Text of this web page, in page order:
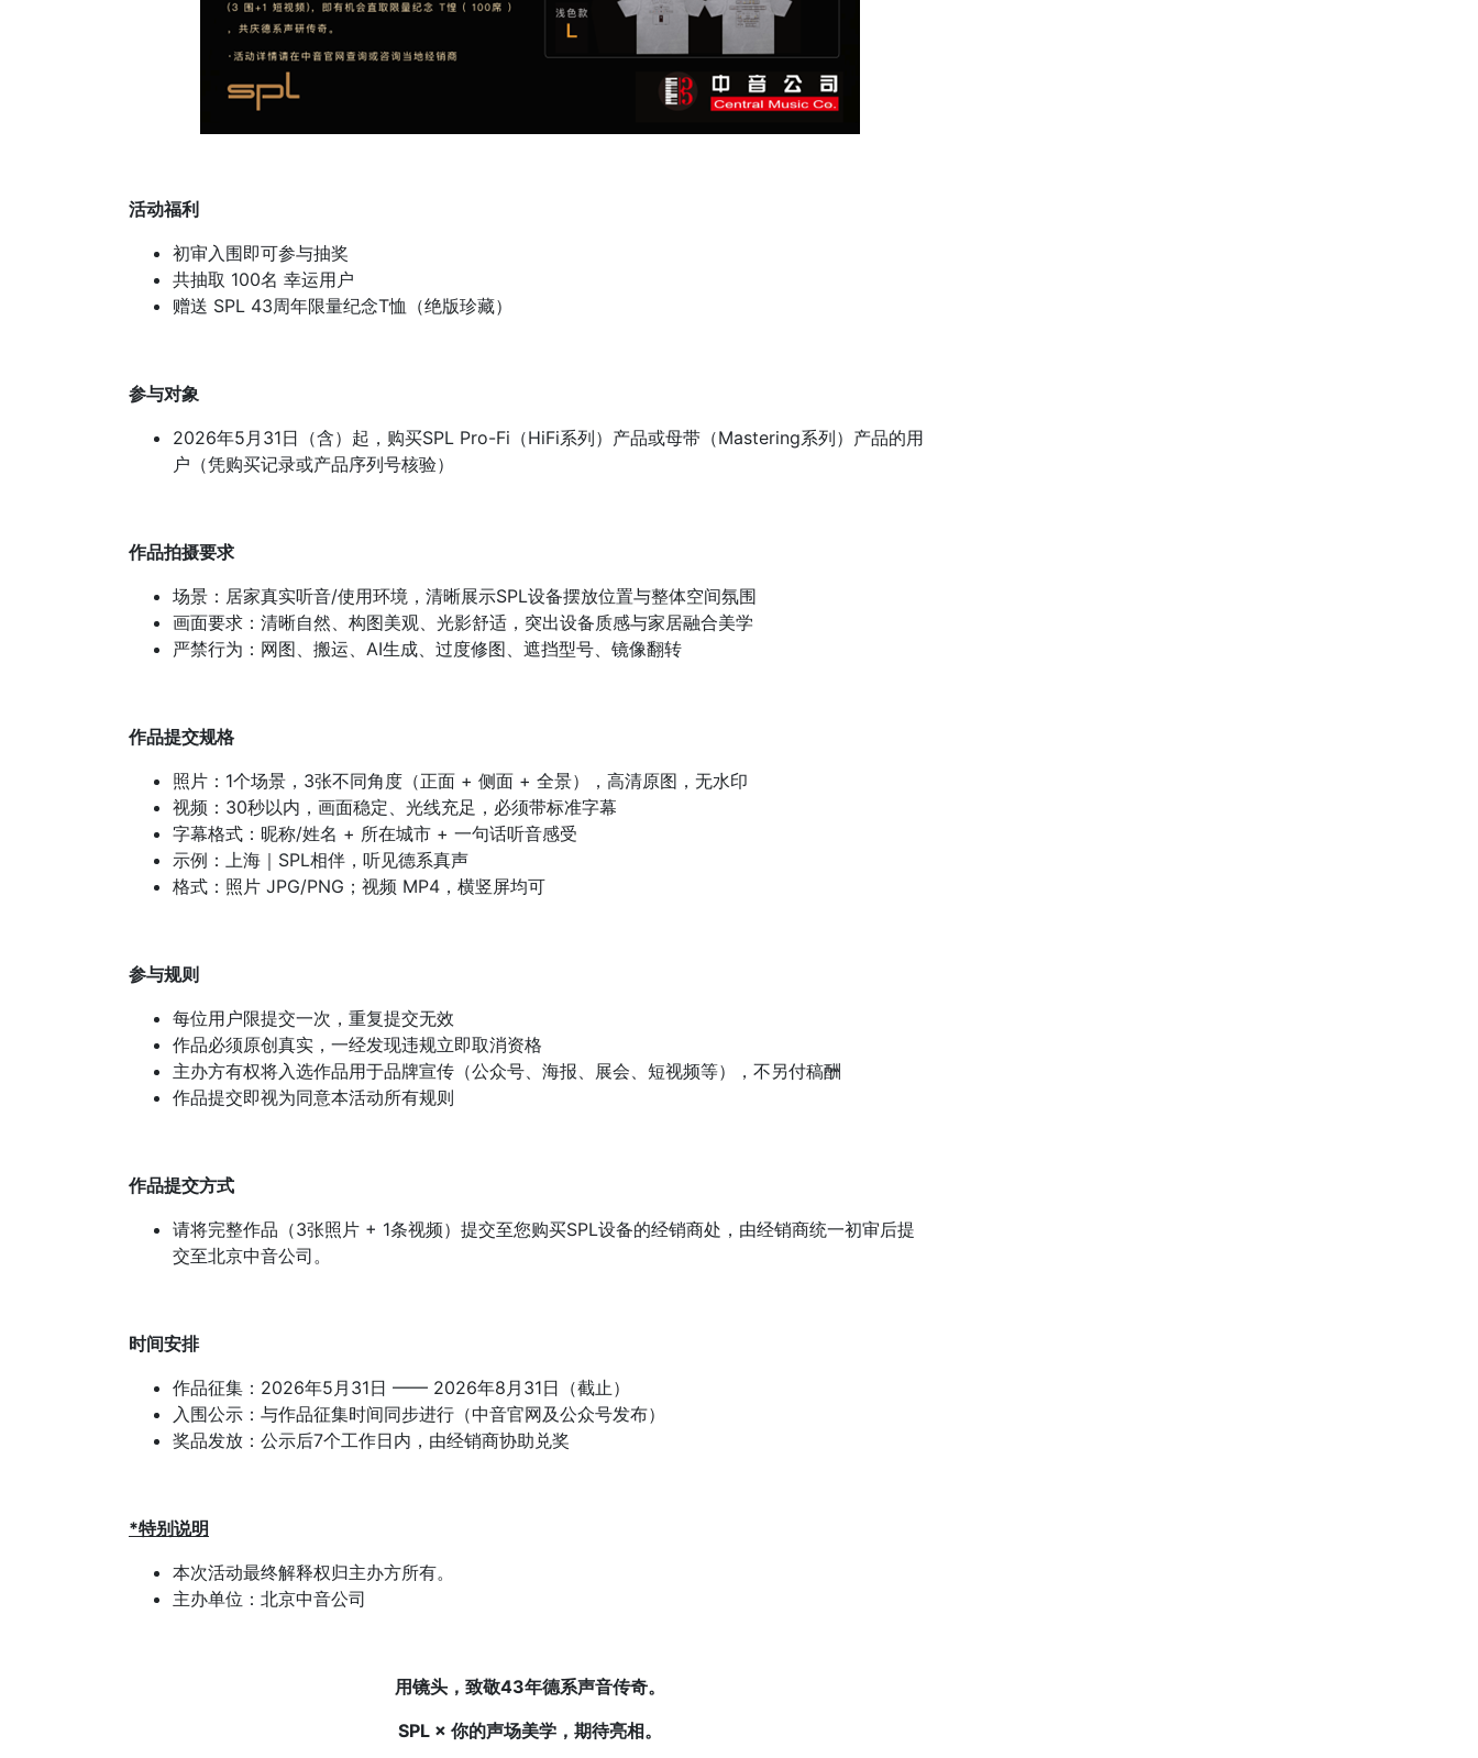
活动福利
初审入围即可参与抽奖
共抽取 100名 幸运用户
赠送 SPL 43周年限量纪念T恤（绝版珍藏）
参与对象
2026年5月31日（含）起，购买SPL Pro-Fi（HiFi系列）产品或母带（Mastering系列）产品的用
户（凭购买记录或产品序列号核验）
作品拍摄要求
场景：居家真实听音/使用环境，清晰展示SPL设备摆放位置与整体空间氛围
画面要求：清晰自然、构图美观、光影舒适，突出设备质感与家居融合美学
严禁行为：网图、搬运、AI生成、过度修图、遮挡型号、镜像翻转
作品提交规格
照片：1个场景，3张不同角度（正面 + 侧面 + 全景），高清原图，无水印
视频：30秒以内，画面稳定、光线充足，必须带标准字幕
字幕格式：昵称/姓名 + 所在城市 + 一句话听音感受
示例：上海｜SPL相伴，听见德系真声
格式：照片 JPG/PNG；视频 MP4，横竖屏均可
参与规则
每位用户限提交一次，重复提交无效
作品必须原创真实，一经发现违规立即取消资格
主办方有权将入选作品用于品牌宣传（公众号、海报、展会、短视频等），不另付稿酬
作品提交即视为同意本活动所有规则
作品提交方式
请将完整作品（3张照片 + 1条视频）提交至您购买SPL设备的经销商处，由经销商统一初审后提
交至北京中音公司。
时间安排
作品征集：2026年5月31日 —— 2026年8月31日（截止）
入围公示：与作品征集时间同步进行（中音官网及公众号发布）
奖品发放：公示后7个工作日内，由经销商协助兑奖
*特别说明
本次活动最终解释权归主办方所有。
主办单位：北京中音公司
用镜头，致敬43年德系声音传奇。
SPL × 你的声场美学，期待亮相。